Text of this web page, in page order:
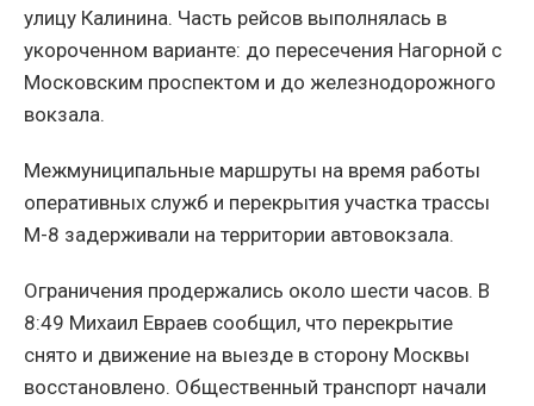
улицу Калинина. Часть рейсов выполнялась в
укороченном варианте: до пересечения Нагорной с
Московским проспектом и до железнодорожного
вокзала.
Межмуниципальные маршруты на время работы
оперативных служб и перекрытия участка трассы
М-8 задерживали на территории автовокзала.
Ограничения продержались около шести часов. В
8:49 Михаил Евраев сообщил, что перекрытие
снято и движение на выезде в сторону Москвы
восстановлено. Общественный транспорт начали